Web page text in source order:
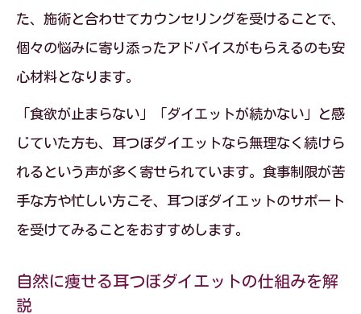
た、施術と合わせてカウンセリングを受けることで、
個々の悩みに寄り添ったアドバイスがもらえるのも安
心材料となります。
「食欲が止まらない」「ダイエットが続かない」と感
じていた方も、耳つぼダイエットなら無理なく続けら
れるという声が多く寄せられています。食事制限が苦
手な方や忙しい方こそ、耳つぼダイエットのサポート
を受けてみることをおすすめします。
自然に痩せる耳つぼダイエットの仕組みを解
説